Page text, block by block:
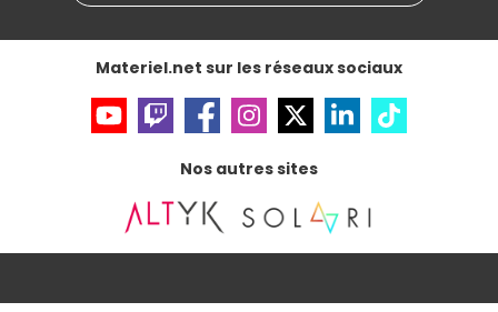
Accessibilité : non conforme
Materiel.net sur les réseaux sociaux
Nos autres sites